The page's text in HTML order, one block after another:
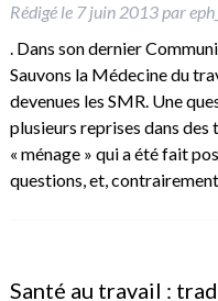
Rédigé le 7 juin 2013par
. Dans son dernier
Sauvons la Médecine du
devenues les SMR. Une
plusieurs reprises dans des
« ménage » qui a été fait
questions, et, contrairement
Santé au travail :